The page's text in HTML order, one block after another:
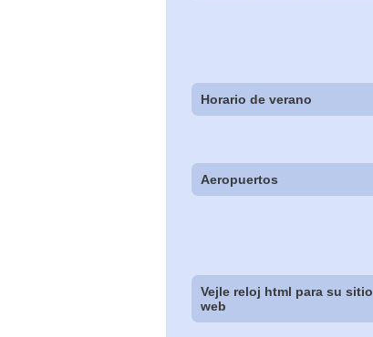
Horario de verano
Aeropuertos
Vejle reloj html para su sitio
web